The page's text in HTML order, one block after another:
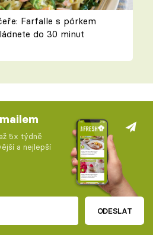
Farfalle s pórkem
do 30 minut
5x týdně
a nejlepší
ODESLAT